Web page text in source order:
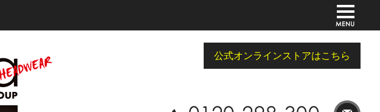
公式オンラインストアはこちら